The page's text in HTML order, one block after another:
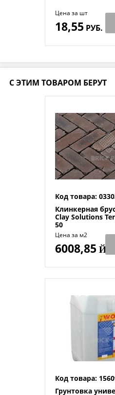
Цена за шт
18,55 РУБ.
С ЭТИМ ТОВАРОМ БЕРУТ
Код товара:
Клинкерная
Clay Solutions
50
Цена за м2
6008,85 Й
Код товара:
Грунтовка